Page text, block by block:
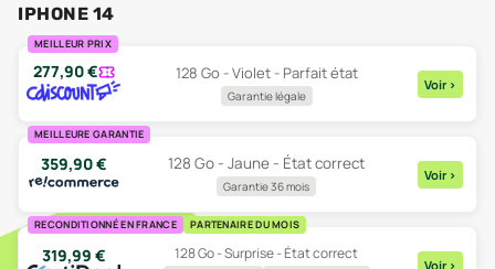
IPHONE 14
MEILLEUR PRIX
277,90€ 128 Go - Violet - Parfait état
Garantie légale
Voir >
MEILLEURE GARANTIE
359,90€ 128 Go - Jaune - État correct
Garantie 36 mois
Voir >
RECONDITIONNÉ EN FRANCE PARTENAIRE DU MOIS
319,99 € 128 Go - Surprise - État correct
Voir >